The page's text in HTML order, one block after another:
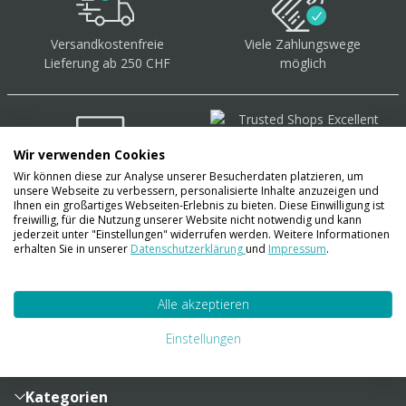
Versandkostenfreie
Lieferung ab 250 CHF
Viele Zahlungswege
möglich
Über 40.000 Artikel auf
Lager
Sendungsverfolgung
Zahlung und Versand
Lieferinformationen
Kategorien
Wir verwenden Cookies
Wir können diese zur Analyse unserer Besucherdaten platzieren, um
unsere Webseite zu verbessern, personalisierte Inhalte anzuzeigen und
Ihnen ein großartiges Webseiten-Erlebnis zu bieten. Diese Einwilligung ist
freiwillig, für die Nutzung unserer Website nicht notwendig und kann
jederzeit unter "Einstellungen" widerrufen werden. Weitere Informationen
erhalten Sie in unserer Datenschutzerklärungund Impressum.
Alle akzeptieren
Einstellungen